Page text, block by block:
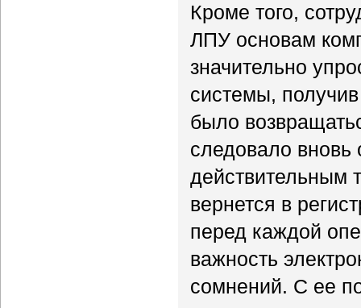
Кроме того,
ЛПУ основам
значительно
системы,
было
следовало вновь
действительным
вернется в
перед каждой
важность
сомнений. С ее